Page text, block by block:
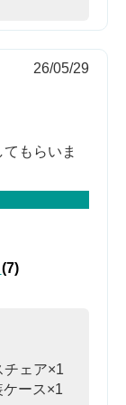
26/05/29
もらいま
(7)
チェア×1
ケース×1